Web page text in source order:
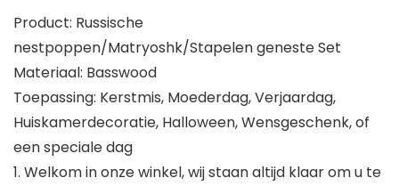
Product: Russische
nestpoppen/Matryoshk/Stapelen geneste Set
Materiaal: Basswood
Toepassing: Kerstmis, Moederdag, Verjaardag,
Huiskamerdecoratie, Halloween, Wensgeschenk, of
een speciale dag
1. Welkom in onze winkel, wij staan altijd klaar om u te